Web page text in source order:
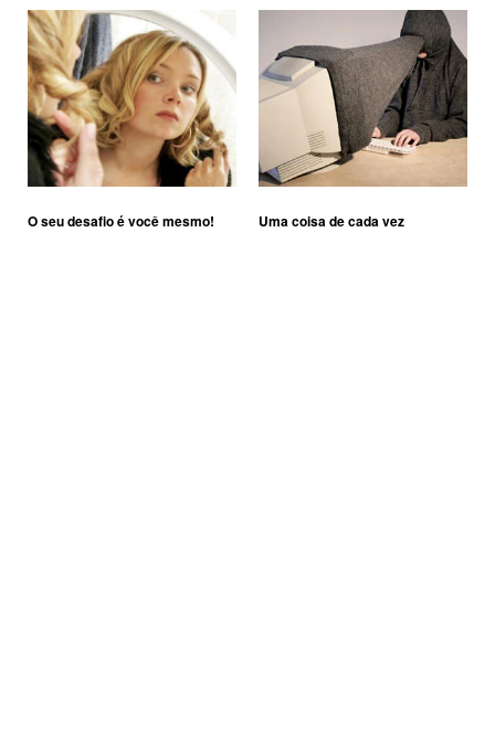
O seu desafio é você mesmo! Uma coisa de cada vez